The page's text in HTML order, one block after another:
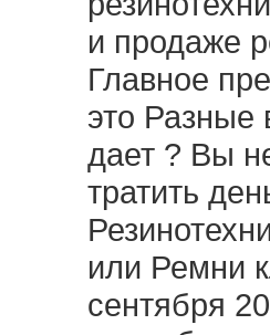
и продаже
Главное
это Разные
дает ? Вы
тратить
или Ремни
сентября